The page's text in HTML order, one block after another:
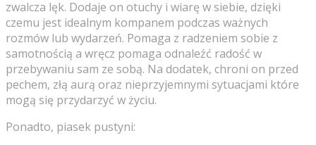
zwalcza lęk. Dodaje on otuchy i wiarę w siebie, dzięki
czemu jest idealnym kompanem podczas ważnych
rozmów lub wydarzeń. Pomaga z radzeniem sobie z
samotnością a wręcz pomaga odnaleźć radość w
przebywaniu sam ze sobą. Na dodatek, chroni on przed
pechem, złą aurą oraz nieprzyjemnymi sytuacjami które
mogą się przydarzyć w życiu.
Ponadto, piasek pustyni: